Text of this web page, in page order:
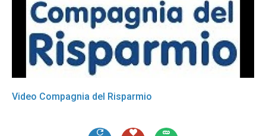
Video Compagnia del Risparmio